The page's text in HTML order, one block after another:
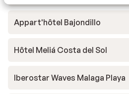
Appart'hôtel Bajondillo
Hôtel Meliá Costa del Sol
Iberostar Waves Malaga Playa